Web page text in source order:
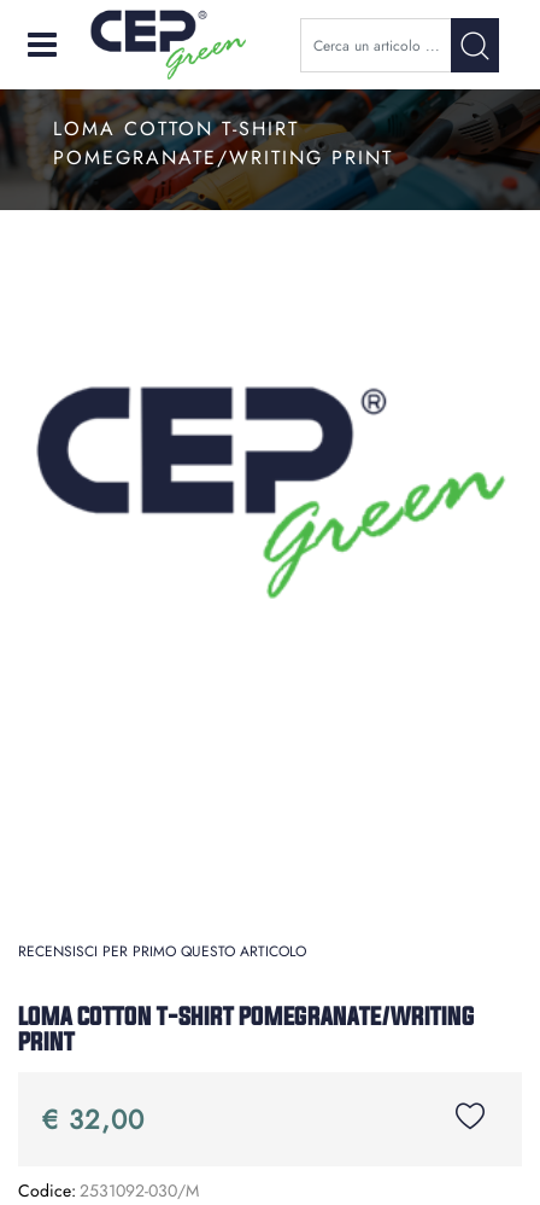
Open
LOMA COTTON T-SHIRT
POMEGRANATE/WRITING PRINT
RECENSISCI PER PRIMO QUESTO ARTICOLO
LOMA COTTON T-SHIRT POMEGRANATE/WRITING
PRINT
€ 32,00
Codice: 2531092-030/M